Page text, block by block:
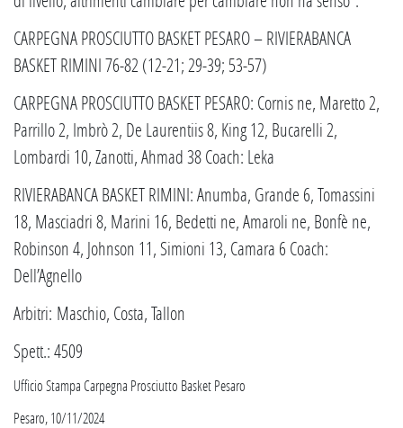
CARPEGNA PROSCIUTTO BASKET PESARO – RIVIERABANCA
BASKET RIMINI 76-82 (12-21; 29-39; 53-57)
CARPEGNA PROSCIUTTO BASKET PESARO: Cornis ne, Maretto 2,
Parrillo 2, Imbrò 2, De Laurentiis 8, King 12, Bucarelli 2,
Lombardi 10, Zanotti, Ahmad 38 Coach: Leka
RIVIERABANCA BASKET RIMINI: Anumba, Grande 6, Tomassini
18, Masciadri 8, Marini 16, Bedetti ne, Amaroli ne, Bonfè ne,
Robinson 4, Johnson 11, Simioni 13, Camara 6 Coach:
Dell’Agnello
Arbitri: Maschio, Costa, Tallon
Spett.: 4509
Ufficio Stampa Carpegna Prosciutto Basket Pesaro
Pesaro, 10/11/2024